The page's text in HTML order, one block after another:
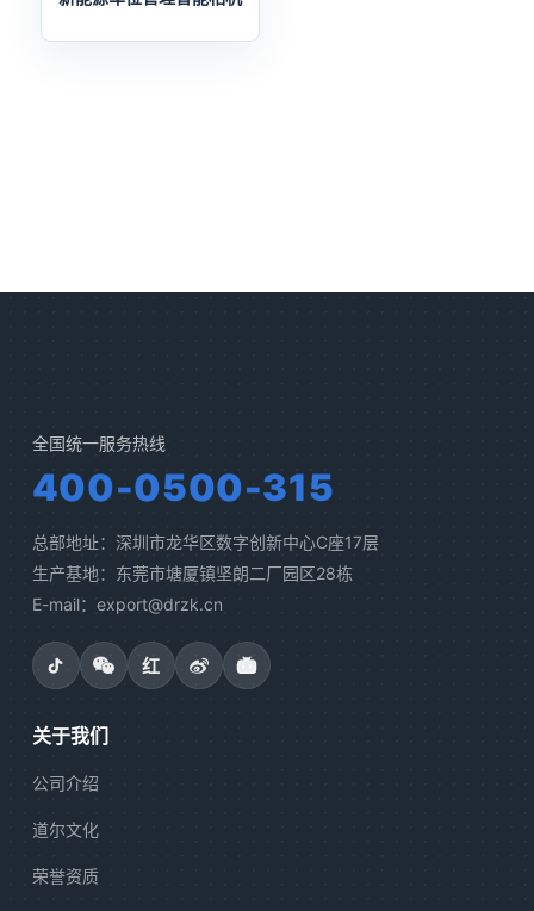
全国统一服务热线
400-0500-315
总部地址：深圳市龙华区数字创新中心C座17层
生产基地：东莞市塘厦镇坚朗二厂园区28栋
E-mail：export@drzk.cn
红
关于我们
公司介绍
道尔文化
荣誉资质